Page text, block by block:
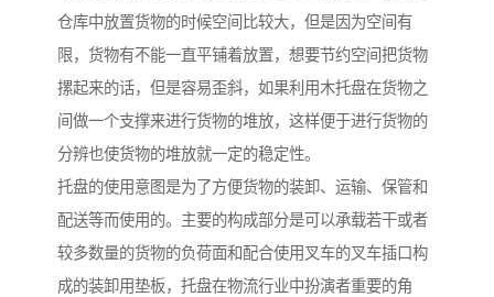
仓库中放置货物的时候空间比较大，但是因为空间有
限，货物有不能一直平铺着放置，想要节约空间把货物
摞起来的话，但是容易歪斜，如果利用木托盘在货物之
间做一个支撑来进行货物的堆放，这样便于进行货物的
分辨也使货物的堆放就一定的稳定性。
托盘的使用意图是为了方便货物的装卸、运输、保管和
配送等而使用的。主要的构成部分是可以承载若干或者
较多数量的货物的负荷面和配合使用叉车的叉车插口构
成的装卸用垫板，托盘在物流行业中扮演者重要的角